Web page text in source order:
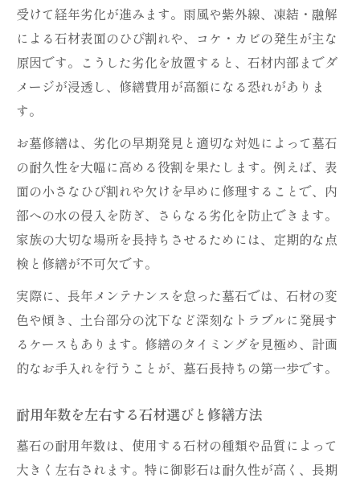
受けて経年劣化が進みます。雨風や紫外線、凍結・融解
による石材表面のひび割れや、コケ・カビの発生が主な
原因です。こうした劣化を放置すると、石材内部までダ
メージが浸透し、修繕費用が高額になる恐れがありま
す。
お墓修繕は、劣化の早期発見と適切な対処によって墓石
の耐久性を大幅に高める役割を果たします。例えば、表
面の小さなひび割れや欠けを早めに修理することで、内
部への水の侵入を防ぎ、さらなる劣化を防止できます。
家族の大切な場所を長持ちさせるためには、定期的な点
検と修繕が不可欠です。
実際に、長年メンテナンスを怠った墓石では、石材の変
色や傾き、土台部分の沈下など深刻なトラブルに発展す
るケースもあります。修繕のタイミングを見極め、計画
的なお手入れを行うことが、墓石長持ちの第一歩です。
耐用年数を左右する石材選びと修繕方法
墓石の耐用年数は、使用する石材の種類や品質によって
大きく左右されます。特に御影石は耐久性が高く、長期